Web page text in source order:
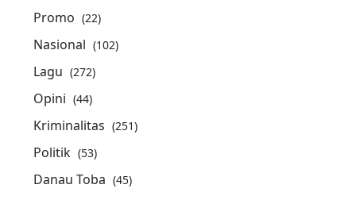
Promo (22)
Nasional (102)
Lagu (272)
Opini (44)
Kriminalitas (251)
Politik (53)
Danau Toba (45)